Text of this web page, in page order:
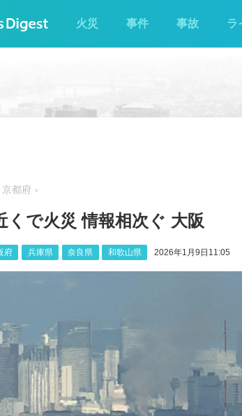
火災 事件 事故 ラ
京都府
くで火災 情報相次ぐ 大阪
府 兵庫県 奈良県 和歌山県 2026年1月9日11:05